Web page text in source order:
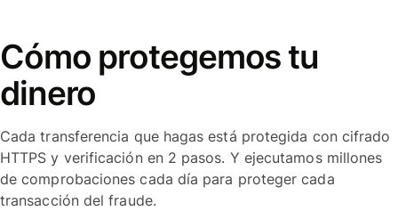
Cómo protegemos tu
dinero
Cada transferencia que hagas está protegida con cifrado
HTTPS y verificación en 2 pasos. Y ejecutamos millones
de comprobaciones cada día para proteger cada
transacción del fraude.